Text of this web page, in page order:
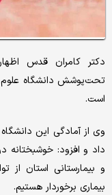
تحت‌پوشش دانشگاه علوم
است.
وی از آمادگی این دانشگاه
داد و افزود: خوشبختانه
و بیمارستانی استان از
بیماری برخوردار هستیم.